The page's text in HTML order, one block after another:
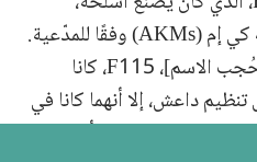
وبالتحديد بنادق من طراز إيه كي إم (AKMs) وفقًا للمدّعية.
فذكرت أن كلًا من F111 و [حُجب الاسم]، F115، كانا
داعش، إلا أنهما كانا في
حراس شخصيون. وأفادت